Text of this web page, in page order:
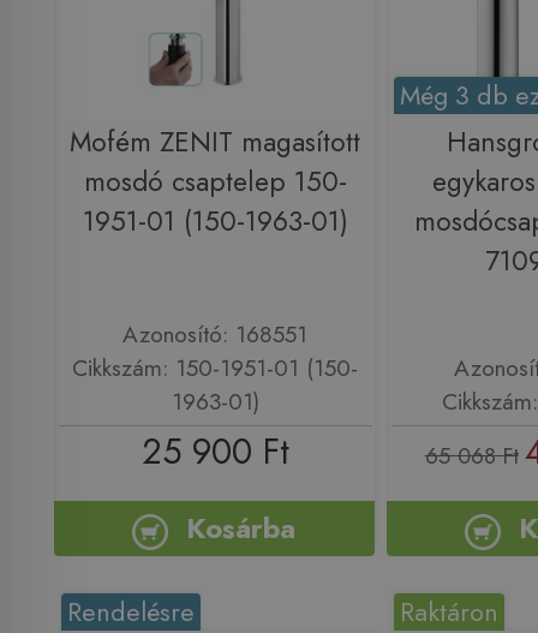
Mofém ZENIT magasított
mosdó csaptelep 150-
1951-01 (150-1963-01)
Azonosító: 168551
Cikkszám: 150-1951-01 (150-
1963-01)
25 900 Ft
Kosárba
Még 3 db
65 068 Ft
Rendelésre Raktáron